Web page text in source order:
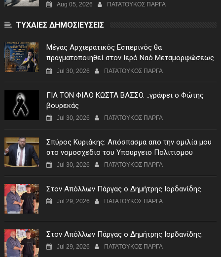
Aug 05, 2026 ΠΑΤΑΤΟΥΚΟΣ ΠΑΡΓΑ
ΤΥΧΑΙΕΣ ΔΗΜΟΣΙΕΥΣΕΙΣ
Μέγας Αρχιερατικός Εσπερινός θα
πραγματοποιηθεί στον Ιερό Ναό Μεταμορφώσεως
του Σωτήρος Σταυροχωρίου στης 5 Αυγούστου
Jul 30, 2026 ΠΑΤΑΤΟΥΚΟΣ ΠΑΡΓΑ
ΓIA TON ΦIΛO KΩΣTA BAΣΣO. ..γράφει ο Φώτης
βουρεκάς
Jul 30, 2026 ΠΑΤΑΤΟΥΚΟΣ ΠΑΡΓΑ
Σπύρος Κυριάκης: Απόσπασμα απο την ομιλία μου
στο νομοσχεδιο του Υπουργειο Πολιτισμου
Jul 30, 2026 ΠΑΤΑΤΟΥΚΟΣ ΠΑΡΓΑ
Στον Απόλλων Πάργας ο Δημήτρης Ιορδανίδης
Jul 29, 2026 ΠΑΤΑΤΟΥΚΟΣ ΠΑΡΓΑ
Στον Απόλλων Πάργας ο Δημήτρης Ιορδανίδης.
Jul 29, 2026 ΠΑΤΑΤΟΥΚΟΣ ΠΑΡΓΑ